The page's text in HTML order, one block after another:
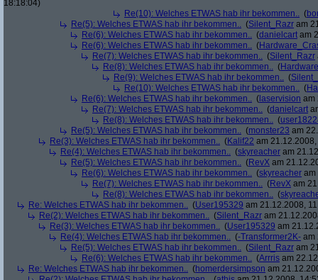
18:18:04)
Re(10): Welches ETWAS hab ihr bekommen.. (
Re(5): Welches ETWAS hab ihr bekommen.. (Silent_Razr am
Re(6): Welches ETWAS hab ihr bekommen.. (danielcart am
Re(6): Welches ETWAS hab ihr bekommen.. (
Re(7): Welches ETWAS hab ihr bekommen.. (Silent_Razr
Re(8): Welches ETWAS hab ihr bekommen.. (
Re(9): Welches ETWAS hab ihr bekommen.. (
Re(10): Welches ETWAS hab ihr bekommen.. (
Re(6): Welches ETWAS hab ihr bekommen.. ( laservision am
Re(7): Welches ETWAS hab ihr bekommen.. (danielcart
Re(8): Welches ETWAS hab ihr bekommen.. (
Re(5): Welches ETWAS hab ihr bekommen.. (monster23 am
Re(3): Welches ETWAS hab ihr bekommen.. (Kalif22 am
Re(4): Welches ETWAS hab ihr bekommen.. (skyreacher am
Re(5): Welches ETWAS hab ihr bekommen.. (RevX am
Re(6): Welches ETWAS hab ihr bekommen.. (skyreacher am
Re(7): Welches ETWAS hab ihr bekommen.. (RevX am
Re(8): Welches ETWAS hab ihr bekommen.. (
Re: Welches ETWAS hab ihr bekommen.. (User195329 am 21.12.2008,
Re(2): Welches ETWAS hab ihr bekommen.. (Silent_Razr am
Re(3): Welches ETWAS hab ihr bekommen.. (User195329 am
Re(4): Welches ETWAS hab ihr bekommen.. (-Transformer2K- am
Re(5): Welches ETWAS hab ihr bekommen.. (Silent_Razr am
Re(6): Welches ETWAS hab ihr bekommen.. (Arrris am
Re: Welches ETWAS hab ihr bekommen.. (homerdersimpson am